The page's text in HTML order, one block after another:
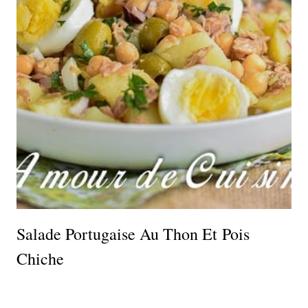
Salade Portugaise Au Thon Et Pois
Chiche